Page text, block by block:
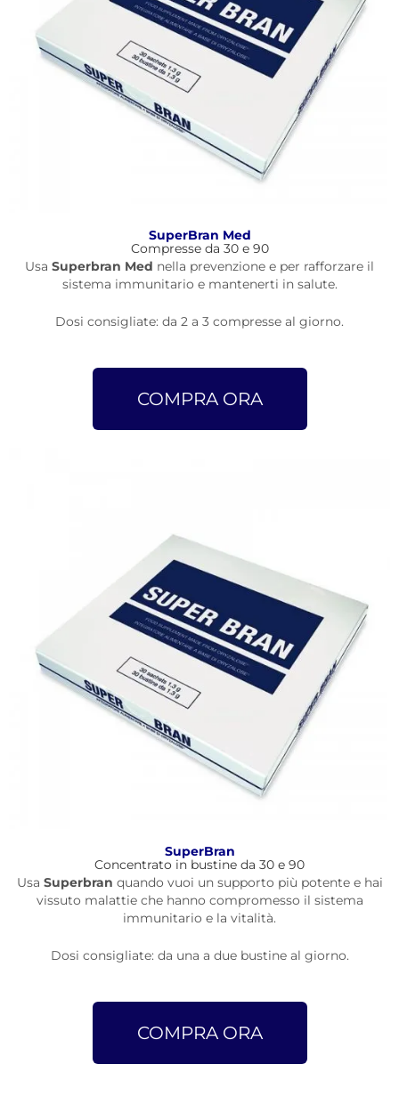
SuperBran Med
Compresse da 30 e 90
Usa Superbran Med nella prevenzione e per rafforzare il
sistema immunitario e mantenerti in salute.
Dosi consigliate: da 2 a 3 compresse al giorno.
COMPRA ORA
SuperBran
Concentrato in bustine da 30 e 90
Usa Superbran quando vuoi un supporto più potente e hai
vissuto malattie che hanno compromesso il sistema
immunitario e la vitalità.
Dosi consigliate: da una a due bustine al giorno.
COMPRA ORA